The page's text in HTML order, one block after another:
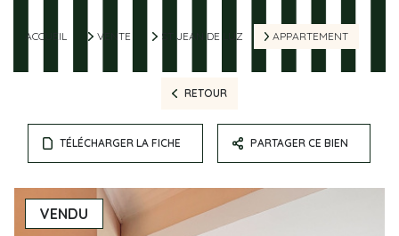
ACCUEIL VENTE ST JEAN DE LUZ APPARTEMENT
RETOUR
TÉLÉCHARGER LA FICHE PARTAGER CE BIEN
VENDU